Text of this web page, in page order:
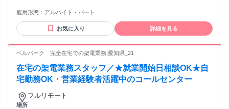
雇用形態： アルバイト・パート
お気に入り 詳細を見る
ベルパーク 完全在宅での架電業務|愛知県_21
在宅の架電業務スタッフ／★就業開始日相談OK★自
宅勤務OK・営業経験者活躍中のコールセンター
場所
フルリモート